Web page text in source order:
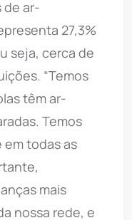
de ar-
27,3%
seja, cerca de
“Temos
têm ar-
Temos
em todas as
mais
nossa rede, e